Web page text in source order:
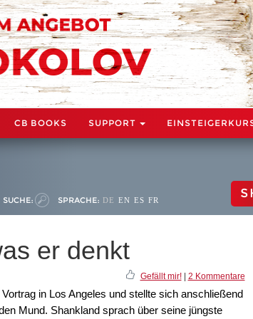
CB BOOKS SUPPORT
SUCHE: SPRACHE: DE EN ES FR
er denkt
Gefällt mir!| 2 Kommentare
in Los Angeles und stellte sich anschließend
Mund. Shankland sprach über seine jüngste